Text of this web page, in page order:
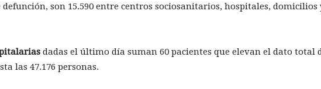
son 15.590 entre centros sociosanitarios, hospitales, domicilios
dadas el último día suman 60 pacientes que elevan el dato total
las 47.176 personas.